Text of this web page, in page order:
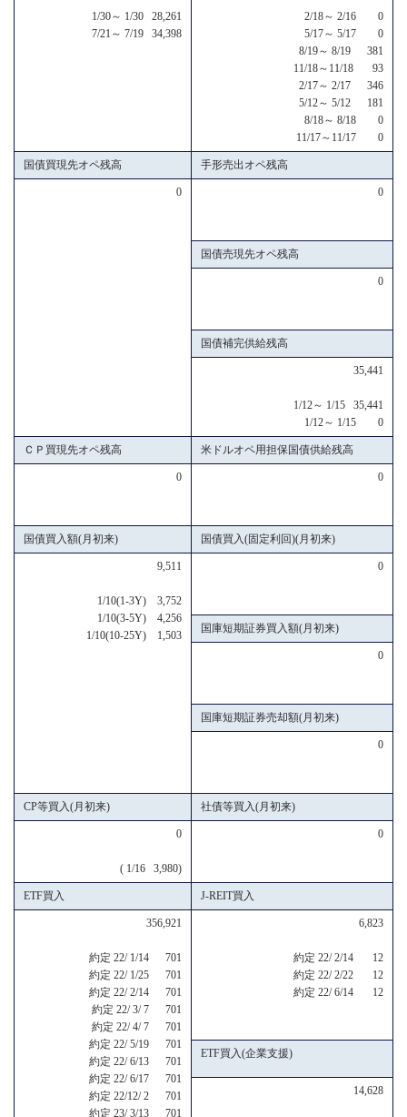
1/30～ 1/30 28,261
7/21～ 7/19 34,398
2/18～ 2/16 0
5/17～ 5/17 0
8/19～ 8/19 381
11/18～11/18 93
2/17～ 2/17 346
5/12～ 5/12 181
8/18～ 8/18 0
11/17～11/17 0
国債買現先オペ残高 手形売出オペ残高
0 0
国債売現先オペ残高
0
国債補完供給残高
35,441
1/12～ 1/15 35,441
1/12～ 1/15 0
ＣＰ買現先オペ残高 米ドルオペ用担保国債供給残高
0 0
国債買入額(月初来) 国債買入(固定利回)(月初来)
9,511
1/10(1-3Y) 3,752
1/10(3-5Y) 4,256
1/10(10-25Y) 1,503
0
国庫短期証券買入額(月初来)
0
国庫短期証券売却額(月初来)
0
CP等買入(月初来) 社債等買入(月初来)
0
( 1/16 3,980)
0
ETF買入 J-REIT買入
356,921
約定 22/ 1/14 701
約定 22/ 1/25 701
約定 22/ 2/14 701
約定 22/ 3/ 7 701
約定 22/ 4/ 7 701
約定 22/ 5/19 701
約定 22/ 6/13 701
約定 22/ 6/17 701
約定 22/12/ 2 701
約定 23/ 3/13 701
6,823
約定 22/ 2/14 12
約定 22/ 2/22 12
約定 22/ 6/14 12
ETF買入(企業支援)
14,628